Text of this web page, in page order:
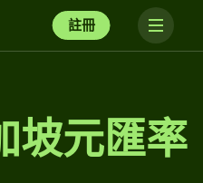
註冊
坡元匯率